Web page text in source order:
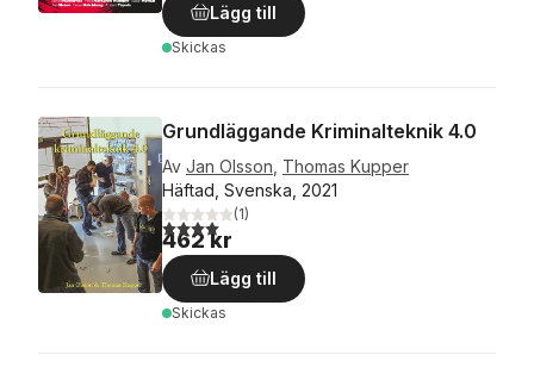
Lägg till
Skickas
Grundläggande Kriminalteknik 4.0
Av Jan Olsson Thomas Kupper
Häftad, Svenska, 2021
4,0utav 5 stjärnor. Totalt antal röster:
(1)
462 kr
Lägg till
Skickas